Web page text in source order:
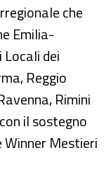
che
Emilia-
dei
Reggio
Rimini
il sostegno
Winner Mestieri